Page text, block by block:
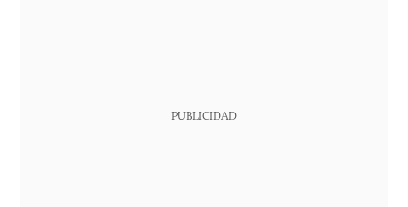
PUBLICIDAD